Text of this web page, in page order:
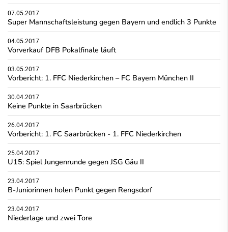
07.05.2017
Super Mannschaftsleistung gegen Bayern und endlich 3 Punkte
04.05.2017
Vorverkauf DFB Pokalfinale läuft
03.05.2017
Vorbericht: 1. FFC Niederkirchen – FC Bayern München II
30.04.2017
Keine Punkte in Saarbrücken
26.04.2017
Vorbericht: 1. FC Saarbrücken - 1. FFC Niederkirchen
25.04.2017
U15: Spiel Jungenrunde gegen JSG Gäu II
23.04.2017
B-Juniorinnen holen Punkt gegen Rengsdorf
23.04.2017
Niederlage und zwei Tore